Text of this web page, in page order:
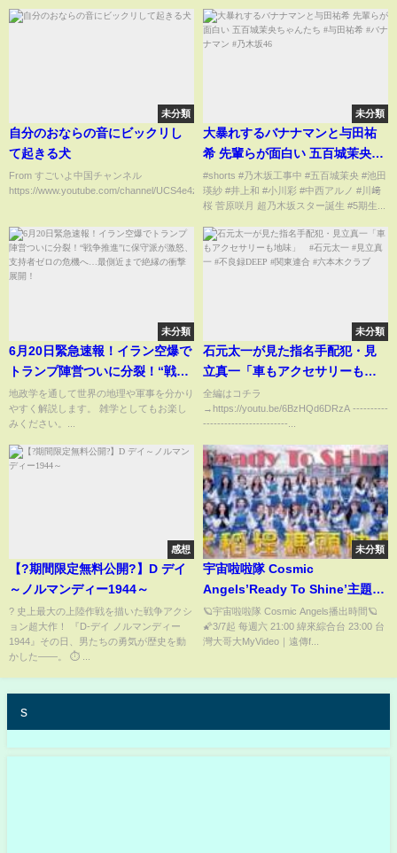
未分類
自分のおならの音にビックリし
て起きる犬
From すごいよ中国チャンネル
https://www.youtube.com/channel/UCS4e4z9Sk2H1QBbeTya_...
未分類
大暴れするバナナマンと与田祐
希 先輩らが面白い 五百城茉央ち
ゃんたち #与田祐希 #バナナマン
#乃木坂46
#shorts #乃木坂工事中 #五百城茉央 #池田
瑛紗 #井上和 #小川彩 #中西アルノ #川﨑
桜 菅原咲月 超乃木坂スター誕生 #5期生...
未分類
6月20日緊急速報！イラン空爆で
トランプ陣営ついに分裂！“戦争
推進”に保守派が激怒、支持者ゼ
ロの危機へ…最側近まで絶縁の
衝撃展開！
地政学を通して世界の地理や軍事を分かり
やすく解説します。 雑学としてもお楽し
みください。...
未分類
石元太一が見た指名手配犯・見
立真一「車もアクセサリーも地
味」 #石元太一 #見立真一 #不
良録DEEP #関東連合 #六本木ク
全編はコチラ
→https://youtu.be/6BzHQd6DRzA ----------
------------------------...
感想
【?期間限定無料公開?】D デイ
～ノルマンディー1944～
? 史上最大の上陸作戦を描いた戦争アクシ
ョン超大作！ 『D-デイ ノルマンディー
1944』その日、男たちの勇気が歴史を動
かした――。 ⏱️ ...
未分類
宇宙啦啦隊 Cosmic
Angels’Ready To Shine’主題
曲-大稻埕快閃
🪐宇宙啦啦隊 Cosmic Angels播出時間🪐
🌠3/7起 每週六 21:00 緯來綜合台 23:00 台
灣大哥大MyVideo｜遠傳f...
s